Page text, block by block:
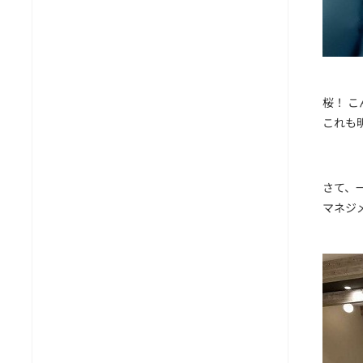
桜！ こ
これも
さて、
マネジ